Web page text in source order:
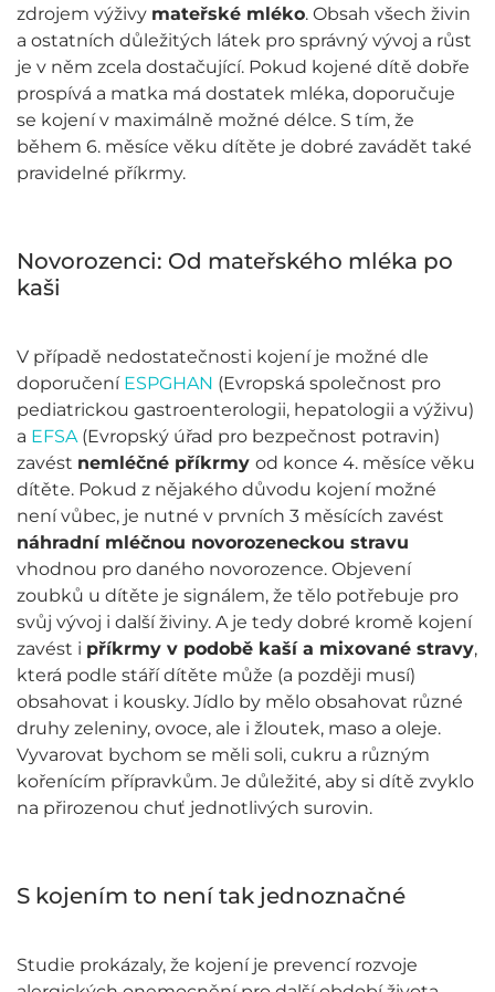
zdrojem výživy mateřské mléko. Obsah všech živin
a ostatních důležitých látek pro správný vývoj a růst
je v něm zcela dostačující. Pokud kojené dítě dobře
prospívá a matka má dostatek mléka, doporučuje
se kojení v maximálně možné délce. S tím, že
během 6. měsíce věku dítěte je dobré zavádět také
pravidelné příkrmy.
Novorozenci: Od mateřského mléka po
kaši
V případě nedostatečnosti kojení je možné dle
doporučení ESPGHAN (Evropská společnost pro
pediatrickou gastroenterologii, hepatologii a výživu)
a EFSA (Evropský úřad pro bezpečnost potravin)
zavést nemléčné příkrmy od konce 4. měsíce věku
dítěte. Pokud z nějakého důvodu kojení možné
není vůbec, je nutné v prvních 3 měsících zavést
náhradní mléčnou novorozeneckou stravu
vhodnou pro daného novorozence. Objevení
zoubků u dítěte je signálem, že tělo potřebuje pro
svůj vývoj i další živiny. A je tedy dobré kromě kojení
zavést i příkrmy v podobě kaší a mixované stravy,
která podle stáří dítěte může (a později musí)
obsahovat i kousky. Jídlo by mělo obsahovat různé
druhy zeleniny, ovoce, ale i žloutek, maso a oleje.
Vyvarovat bychom se měli soli, cukru a různým
kořenícím přípravkům. Je důležité, aby si dítě zvyklo
na přirozenou chuť jednotlivých surovin.
S kojením to není tak jednoznačné
Studie prokázaly, že kojení je prevencí rozvoje